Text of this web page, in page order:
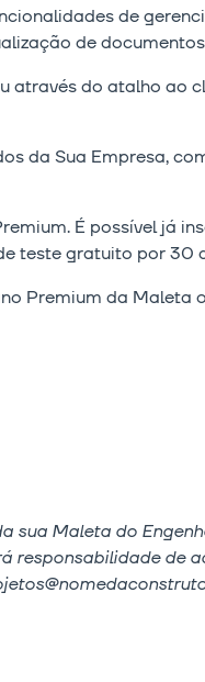
de
de
através do atalho ao
da Sua Empresa,
É possível já
teste gratuito por 30
Premium da Maleta
sua Maleta do
de